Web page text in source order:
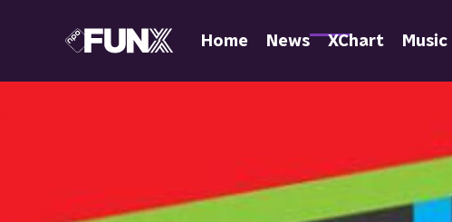
Home News XChart Music